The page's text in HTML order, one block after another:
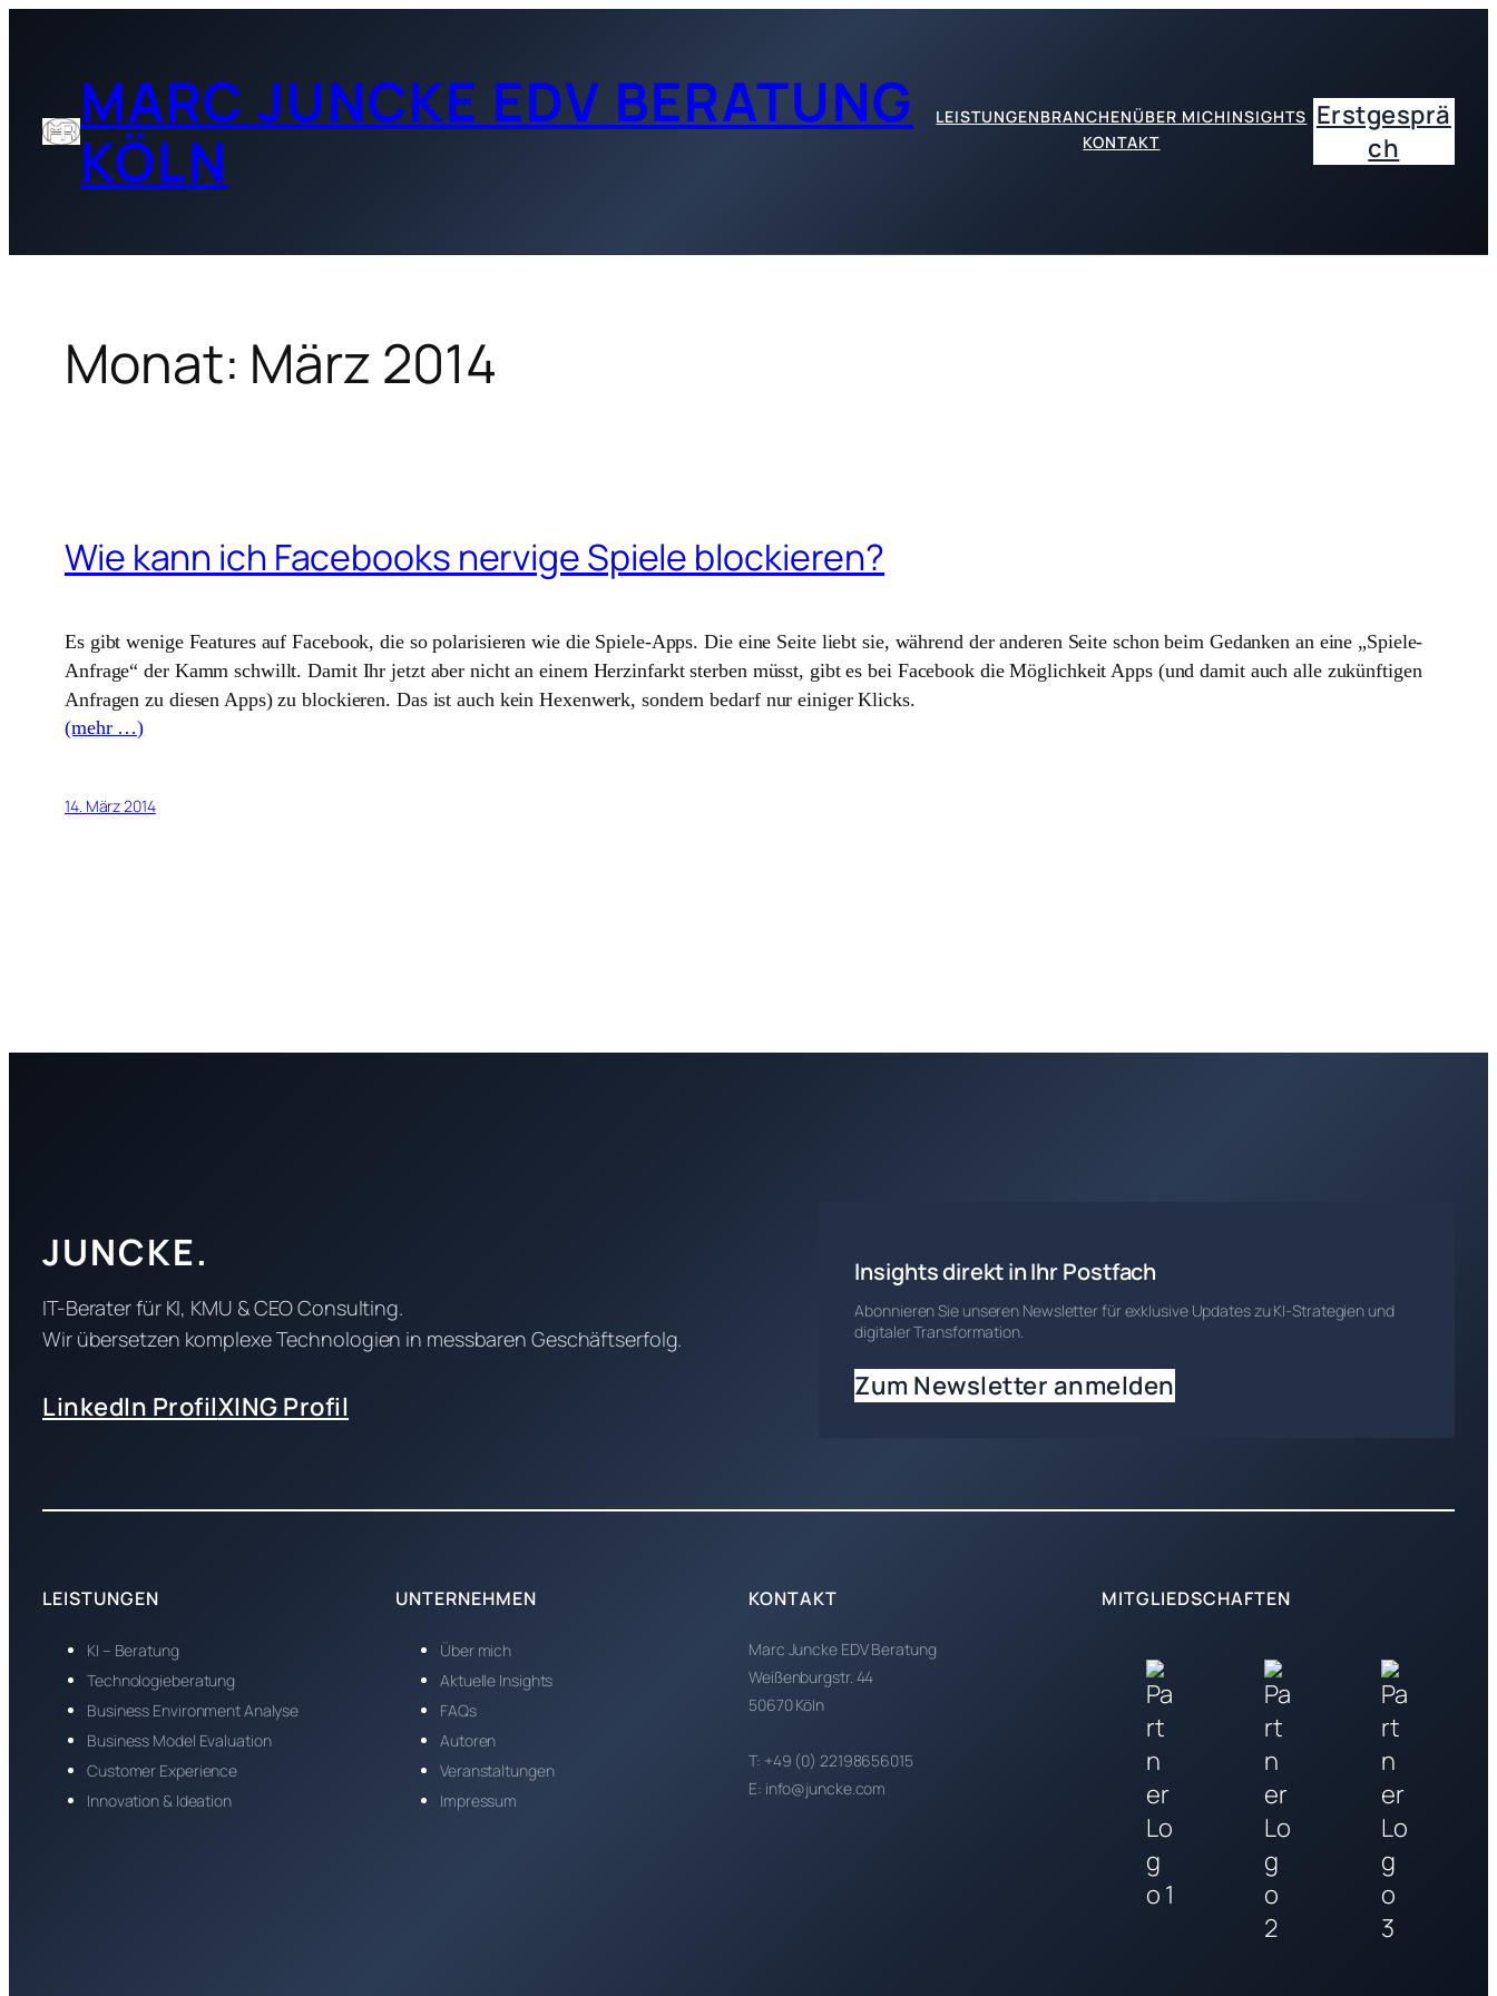
springenMARC JUNCKE EDV BERATUNG
KÖLN
LEISTUNGENBRANCHENÜBER MICHINSIGHTS
KONTAKT
Erstgesprä
ch
Monat: März 2014
Wie kann ich Facebooks nervige Spiele blockieren?
Es gibt wenige Features auf Facebook, die so polarisieren wie die Spiele-Apps. Die eine Seite liebt sie, während der anderen Seite schon beim Gedanken an eine „Spiele-
Anfrage“ der Kamm schwillt. Damit Ihr jetzt aber nicht an einem Herzinfarkt sterben müsst, gibt es bei Facebook die Möglichkeit Apps (und damit auch alle zukünftigen
Anfragen zu diesen Apps) zu blockieren. Das ist auch kein Hexenwerk, sondern bedarf nur einiger Klicks.
(mehr …)
14. März 2014
JUNCKE.
IT-Berater für KI, KMU & CEO Consulting.
Wir übersetzen komplexe Technologien in messbaren Geschäftserfolg.
LinkedIn ProfilXING Profil
Insights direkt in Ihr Postfach
Abonnieren Sie unseren Newsletter für exklusive Updates zu KI-Strategien und
digitaler Transformation.
Zum Newsletter anmelden
LEISTUNGEN
KI – Beratung
Technologieberatung
Business Environment Analyse
Business Model Evaluation
Customer Experience
Innovation & Ideation
UNTERNEHMEN
Über mich
Aktuelle Insights
FAQs
Autoren
Veranstaltungen
Impressum
KONTAKT
Marc Juncke EDV Beratung
Weißenburgstr. 44
50670 Köln
T: +49 (0) 22198656015
E: info@juncke.com
MITGLIEDSCHAFTEN